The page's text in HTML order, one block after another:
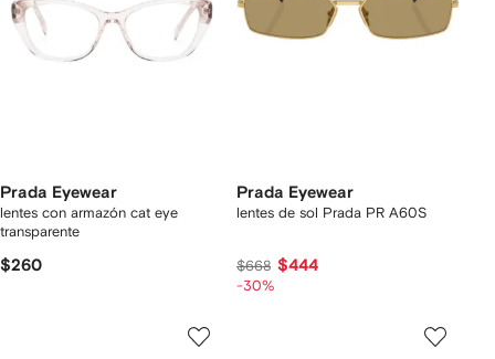
Prada Eyewear
lentes con armazón cat eye
transparente
$260
Prada Eyewear
lentes de sol Prada PR A60S
$668 $444
-30%